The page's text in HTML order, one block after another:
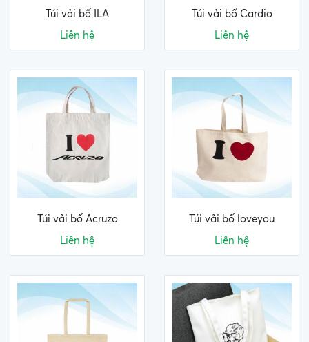
Túi vải bố ILA
Liên hệ
Túi vải bố Cardio
Liên hệ
Túi vải bố Acruzo
Liên hệ
Túi vải bố loveyou
Liên hệ